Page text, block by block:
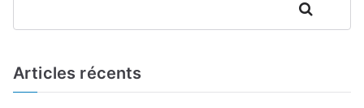
Rechercher
Articles récents